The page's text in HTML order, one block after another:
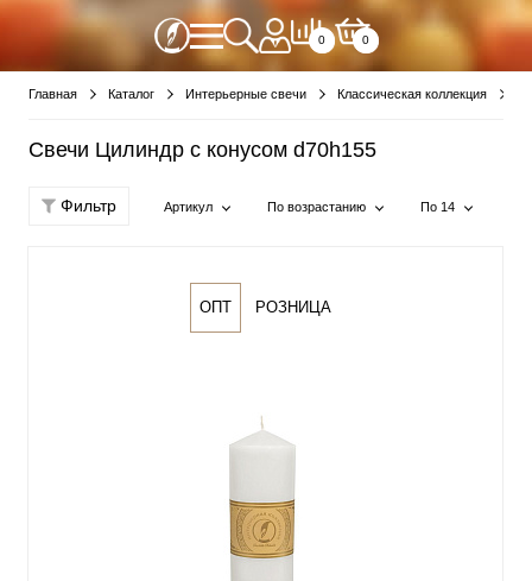
0 0
Главная Каталог Интерьерные свечи Классическая коллекция
Свечи Цилиндр с конусом d70h155
Фильтр Артикул По возрастанию По 14
ОПТ РОЗНИЦА